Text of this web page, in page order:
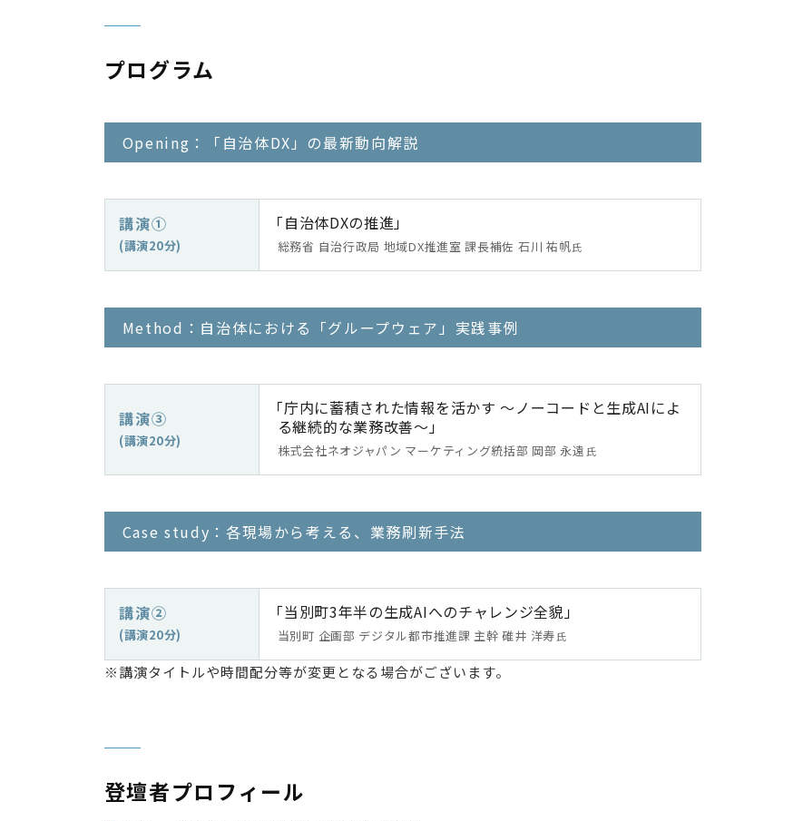
プログラム
Opening：「自治体DX」の最新動向解説
講演①
(講演20分)
「自治体DXの推進」
総務省 自治行政局 地域DX推進室 課長補佐 石川 祐帆氏
Method：自治体における「グループウェア」実践事例
講演③
(講演20分)
「庁内に蓄積された情報を活かす ～ノーコードと生成AIによ
る継続的な業務改善～」
株式会社ネオジャパン マーケティング統括部 岡部 永遠 氏
Case study：各現場から考える、業務刷新手法
講演②
(講演20分)
「当別町3年半の生成AIへのチャレンジ全貌」
当別町 企画部 デジタル都市推進課 主幹 碓井 洋寿氏
※講演タイトルや時間配分等が変更となる場合がございます。
登壇者プロフィール